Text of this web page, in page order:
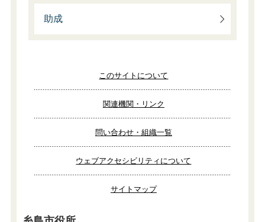
助成
このサイトについて
関連機関・リンク
問い合わせ・組織一覧
ウェブアクセシビリティについて
サイトマップ